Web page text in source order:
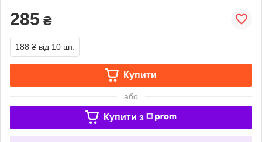
285 ₴
188 ₴ від 10 шт.
Купити
або
Купити з